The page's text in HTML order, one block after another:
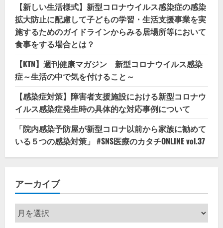
【新しい生活様式】新型コロナウイルス感染症の感染
拡大防止に配慮して子どもの学習・生活支援事業を実
施するためのガイドラインからみる居場所等において
食事をする場合とは？
【KTN】週刊健康マガジン 新型コロナウイルス感染
症～生活の中で気を付けること～
【感染症対策】障害者支援施設における新型コロナウ
イルス感染症発生時の具体的な対応事例について
「院内感染予防屋が新型コロナ以前から家族に勧めて
いる５つの感染対策」 #SNS医療のカタチONLINE vol.37
アーカイブ
ア
ー